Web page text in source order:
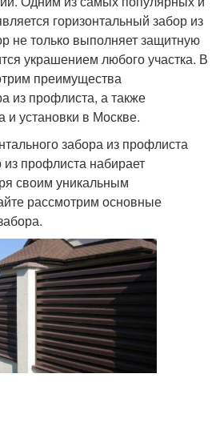
горизонтальный забор из
не только выполняет защитную
украшением любого участка. В
преимущества
из профлиста, а также
и установки в Москве.
забора из профлиста
профлиста набирает
своим уникальным
рассмотрим основные